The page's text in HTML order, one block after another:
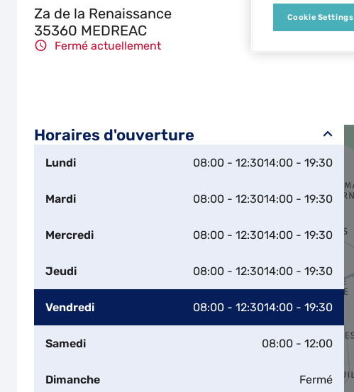
Za de la Renaissance
35360 MEDREAC
Fermé actuellement
Horaires d'ouverture
Lundi 08:00 - 12:3014:00 - 19:30
Mardi 08:00 - 12:3014:00 - 19:30
Mercredi 08:00 - 12:3014:00 - 19:30
Jeudi 08:00 - 12:3014:00 - 19:30
Vendredi 08:00 - 12:3014:00 - 19:30
Samedi 08:00 - 12:00
Dimanche Fermé
Cookie Settings